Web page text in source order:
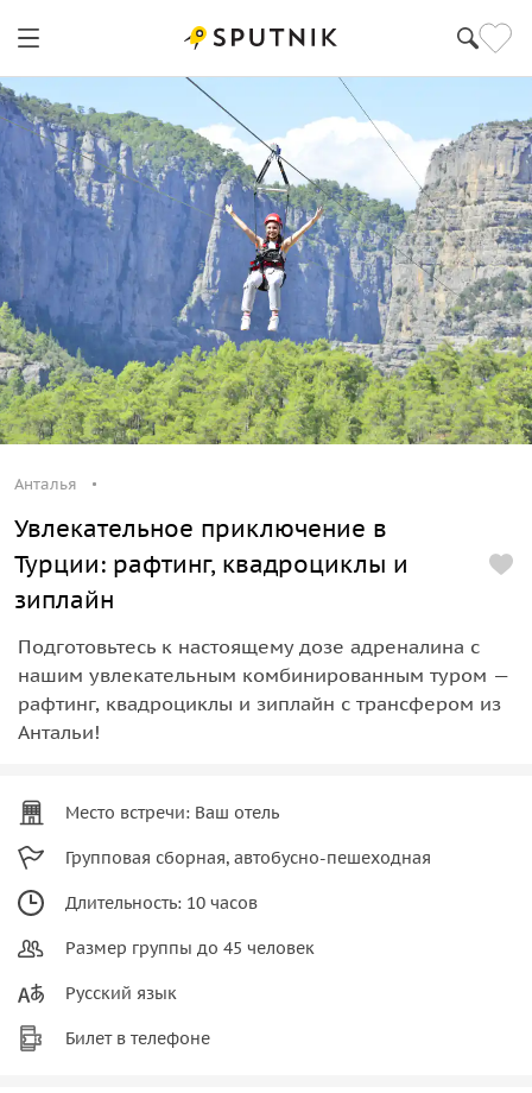
Анталья
Увлекательное приключение в
Турции: рафтинг, квадроциклы и
зиплайн
Подготовьтесь к настоящему дозе адреналина с
нашим увлекательным комбинированным туром —
рафтинг, квадроциклы и зиплайн с трансфером из
Антальи!
Место встречи: Ваш отель
Групповая сборная, автобусно-пешеходная
Длительность: 10 часов
Размер группы до 45 человек
Русский язык
Билет в телефоне